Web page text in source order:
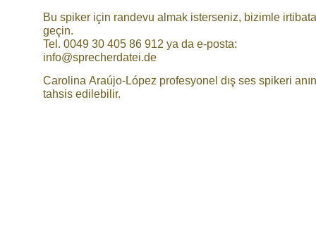
Bu spiker için randevu almak isterseniz, bizimle irtibata
geçin.
Tel. 0049 30 405 86 912 ya da e-posta:
info@sprecherdatei.de
Carolina Araújo-López profesyonel dış ses spikeri
tahsis edilebilir.